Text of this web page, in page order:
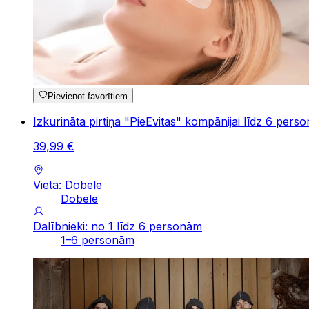
Pievienot favorītiem
Izkurināta pirtiņa "PieEvitas" kompānijai līdz 6
39,99 €
Vieta: Dobele
Dobele
Dalībnieki: no 1 līdz 6 personām
1–6 personām